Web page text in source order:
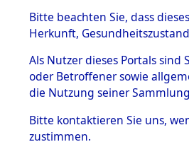
BESTÄNDE
Inhaftierungsdoku
mente
5. Verschiedenes
Todesmärsche
5.3.1 Alliierte
Bitte beachten Sie, dass
Herkunft,
Als Nutzer dieses Portals
oder Betroffener sowie
die Nutzung seiner
Bitte kontaktieren Sie uns,
zustimmen.